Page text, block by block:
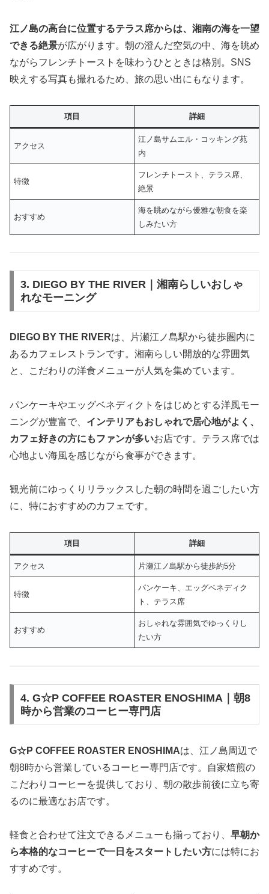
江ノ島の高台に位置するテラス席からは、湘南の海を一望
できる絶景が広がります。朝の澄んだ空気の中、海を眺め
ながらフレンチトーストを味わうひとときは格別。SNS
映えする写真も撮れるため、旅の思い出にもなります。
項目 詳細
アクセス
江ノ島サムエル・コッキング苑
内
特徴
フレンチトースト、テラス席、
絶景
おすすめ
海を眺めながら優雅な朝食を楽
しみたい方
3. DIEGO BY THE RIVER｜湘南らしいおしゃ
れなモーニング
DIEGO BY THE RIVERは、片瀬江ノ島駅から徒歩圏内に
あるカフェレストランです。湘南らしい開放的な雰囲気
と、こだわりの洋食メニューが人気を集めています。
パンケーキやエッグベネディクトをはじめとする洋風モー
ニングが豊富で、 インテリアもおしゃれで居心地がよく、
カフェ好きの方にもファンが多いお店です。テラス席では
心地よい海風を感じながら食事ができます。
観光前にゆっくりリラックスした朝の時間を過ごしたい方
に、特におすすめのカフェです。
項目 詳細
アクセス 片瀬江ノ島駅から徒歩約5分
特徴
パンケーキ、エッグベネディク
ト、テラス席
おすすめ
おしゃれな雰囲気でゆっくりし
たい方
4. G☆P COFFEE ROASTER ENOSHIMA｜朝8
時から営業のコーヒー専門店
G☆P COFFEE ROASTER ENOSHIMAは、江ノ島周辺で
朝8時から営業しているコーヒー専門店です。自家焙煎の
こだわりコーヒーを提供しており、朝の散歩前後に立ち寄
るのに最適なお店です。
軽食と合わせて注文できるメニューも揃っており、 早朝か
ら本格的なコーヒーで一日をスタートしたい方には特にお
すすめです。